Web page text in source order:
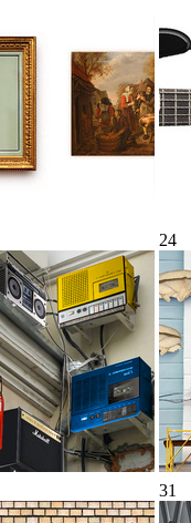
24
31